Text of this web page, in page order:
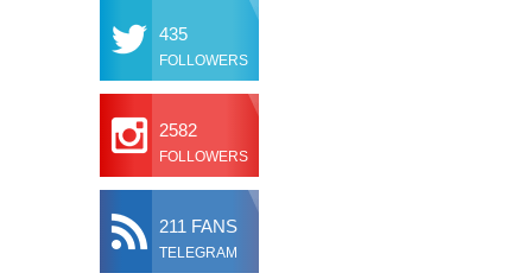
435
FOLLOWERS
2582
FOLLOWERS
211 FANS
TELEGRAM